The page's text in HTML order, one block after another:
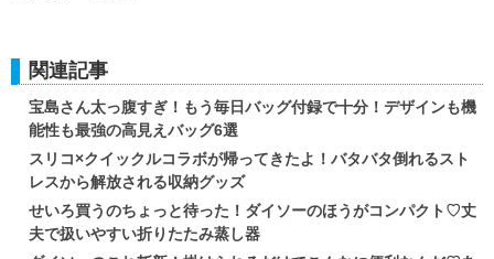
関連記事
宝島さん太っ腹すぎ！もう毎日バッグ付録で十分！デザインも機
能性も最強の高見えバッグ6選
スリコ×クイックルコラボが帰ってきたよ！バタバタ倒れるスト
レスから解放される収納グッズ
せいろ買うのちょっと待った！ダイソーのほうがコンパクト♡丈
夫で扱いやすい折りたたみ蒸し器